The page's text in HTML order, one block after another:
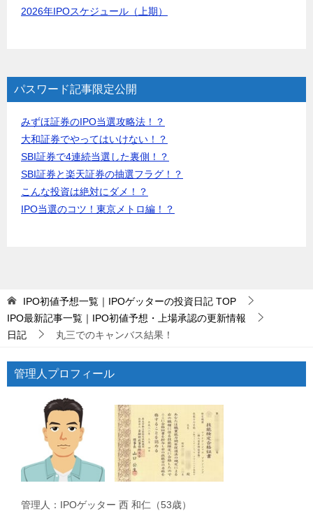
2026年IPOスケジュール（上期）
パスワード記事限定公開
みずほ証券のIPO当選攻略法！？
大和証券でやってはいけない！？
SBI証券で4連続当選した裏側！？
SBI証券と楽天証券の抽選フラグ！？
こんな投資は絶対にダメ！？
IPO当選のコツ！東京メトロ編！？
IPO初値予想一覧｜IPOゲッターの投資日記 TOP
IPO最新記事一覧｜IPO初値予想・上場承認の更新情報
日記
丸三でのキャンバス結果！
管理人プロフィール
管理人：IPOゲッター 西 和仁（53歳）